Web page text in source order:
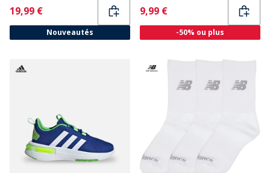
Current
19,99 €
Nouveautés
Current
9,99 €
-50% ou plus